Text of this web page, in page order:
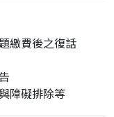
繳費後之復話
障礙排除等